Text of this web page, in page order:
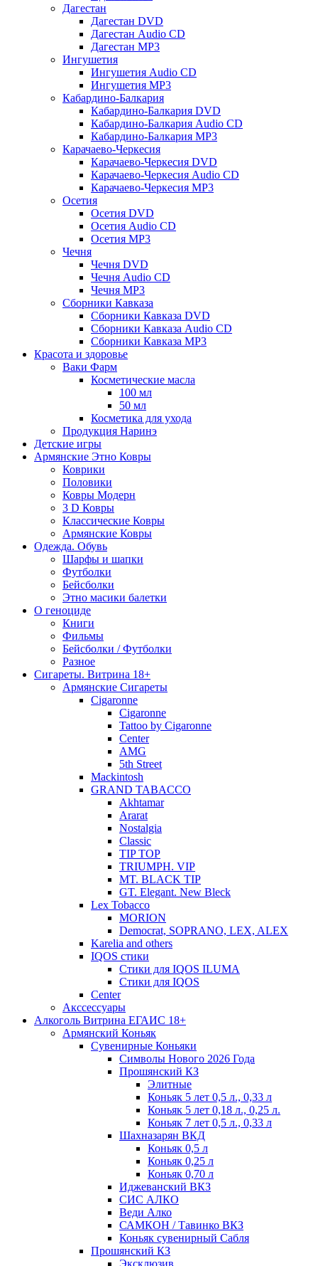
Дагестан
Дагестан DVD
Дагестан Audio CD
Дагестан MP3
Ингушетия
Ингушетия Audio CD
Ингушетия MP3
Кабардино-Балкария
Кабардино-Балкария DVD
Кабардино-Балкария Audio CD
Кабардино-Балкария MP3
Карачаево-Черкесия
Карачаево-Черкесия DVD
Карачаево-Черкесия Audio CD
Карачаево-Черкесия MP3
Осетия
Осетия DVD
Осетия Audio CD
Осетия MP3
Чечня
Чечня DVD
Чечня Audio CD
Чечня MP3
Сборники Кавказа
Сборники Кавказа DVD
Сборники Кавказа Audio CD
Сборники Кавказа MP3
Красота и здоровье
Ваки Фарм
Косметические масла
100 мл
50 мл
Косметика для ухода
Продукция Наринэ
Детские игры
Армянские Этно Ковры
Коврики
Половики
Ковры Модерн
3 D Ковры
Классические Ковры
Армянские Ковры
Одежда. Обувь
Шарфы и шапки
Футболки
Бейсболки
Этно масики балетки
О геноциде
Книги
Фильмы
Бейсболки / Футболки
Разное
Сигареты. Витрина 18+
Армянские Сигареты
Cigaronne
Cigaronne
Tattoo by Cigaronne
Center
AMG
5th Street
Mackintosh
GRAND TABACCO
Akhtamar
Ararat
Nostalgia
Classic
TIP TOP
TRIUMPH. VIP
MT. BLACK TIP
GT. Elegant. New Bleck
Lex Tobacco
MORION
Democrat, SOPRANO, LEX, ALEX
Karelia and others
IQOS стики
Стики для IQOS ILUMA
Стики для IQOS
Сenter
Акссессуары
Алкоголь Витрина ЕГАИС 18+
Армянский Коньяк
Сувенирные Коньяки
Символы Нового 2026 Года
Прошянский КЗ
Элитные
Коньяк 5 лет 0,5 л., 0,33 л
Коньяк 5 лет 0,18 л., 0,25 л.
Коньяк 7 лет 0,5 л., 0,33 л
Шахназарян ВКД
Коньяк 0,5 л
Коньяк 0,25 л
Коньяк 0,70 л
Иджеванский ВКЗ
СИС АЛКО
Веди Алко
САМКОН / Тавинко ВКЗ
Коньяк сувенирный Сабля
Прошянский КЗ
Эксклюзив